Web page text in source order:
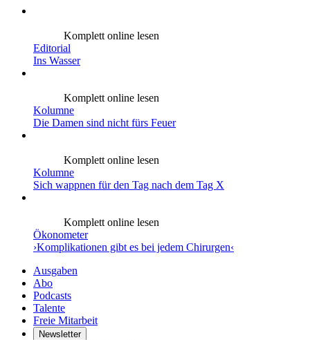
Komplett online lesen
Editorial
Ins Wasser
Komplett online lesen
Kolumne
Die Damen sind nicht fürs Feuer
Komplett online lesen
Kolumne
Sich wappnen für den Tag nach dem Tag X
Komplett online lesen
Ökonometer
›Komplikationen gibt es bei jedem Chirurgen‹
Ausgaben
Abo
Podcasts
Talente
Freie Mitarbeit
Newsletter